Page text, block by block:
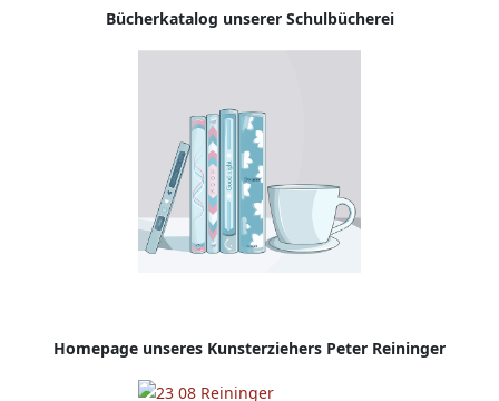
Bücherkatalog unserer Schulbücherei
Homepage unseres Kunsterziehers Peter Reininger